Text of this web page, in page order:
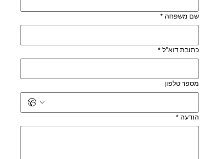
שם משפחה *
כתובת דוא"ל *
מספר טלפון
הודעה *